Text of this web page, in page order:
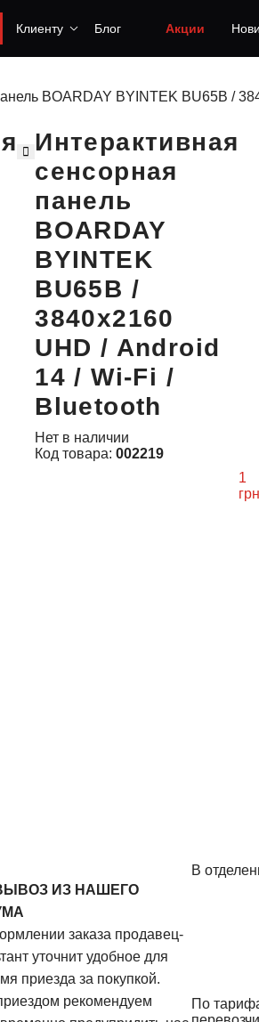
Клиенту Блог Акции
BOARDAY BYINTEK BU65B /
Интерактивная
сенсорная
панель
BOARDAY
BYINTEK
BU65B /
3840х2160
UHD / Android
14 / Wi-Fi /
Bluetooth
Нет в наличии
Код товара:002219
1
ИЗ НАШЕГО
заказа продавец-
уточнит удобное для
приезда за покупкой.
рекомендуем
В
По